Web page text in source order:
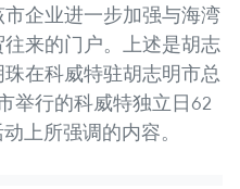
企业进一步加强与海湾
来的门户。上述是胡志
在科威特驻胡志明市总
举行的科威特独立日62
上所强调的内容。